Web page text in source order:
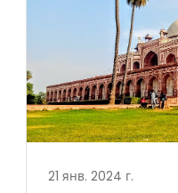
21 янв. 2024 г.